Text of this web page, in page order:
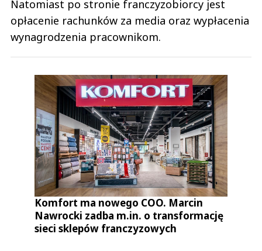
Natomiast po stronie franczyzobiorcy jest
opłacenie rachunków za media oraz wypłacenia
wynagrodzenia pracownikom.
Komfort ma nowego COO. Marcin
Nawrocki zadba m.in. o transformację
sieci sklepów franczyzowych